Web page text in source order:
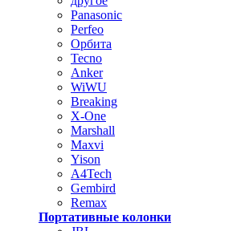
Panasonic
Perfeo
Орбита
Tecno
Anker
WiWU
Breaking
X-One
Marshall
Maxvi
Yison
A4Tech
Gembird
Remax
Портативные колонки